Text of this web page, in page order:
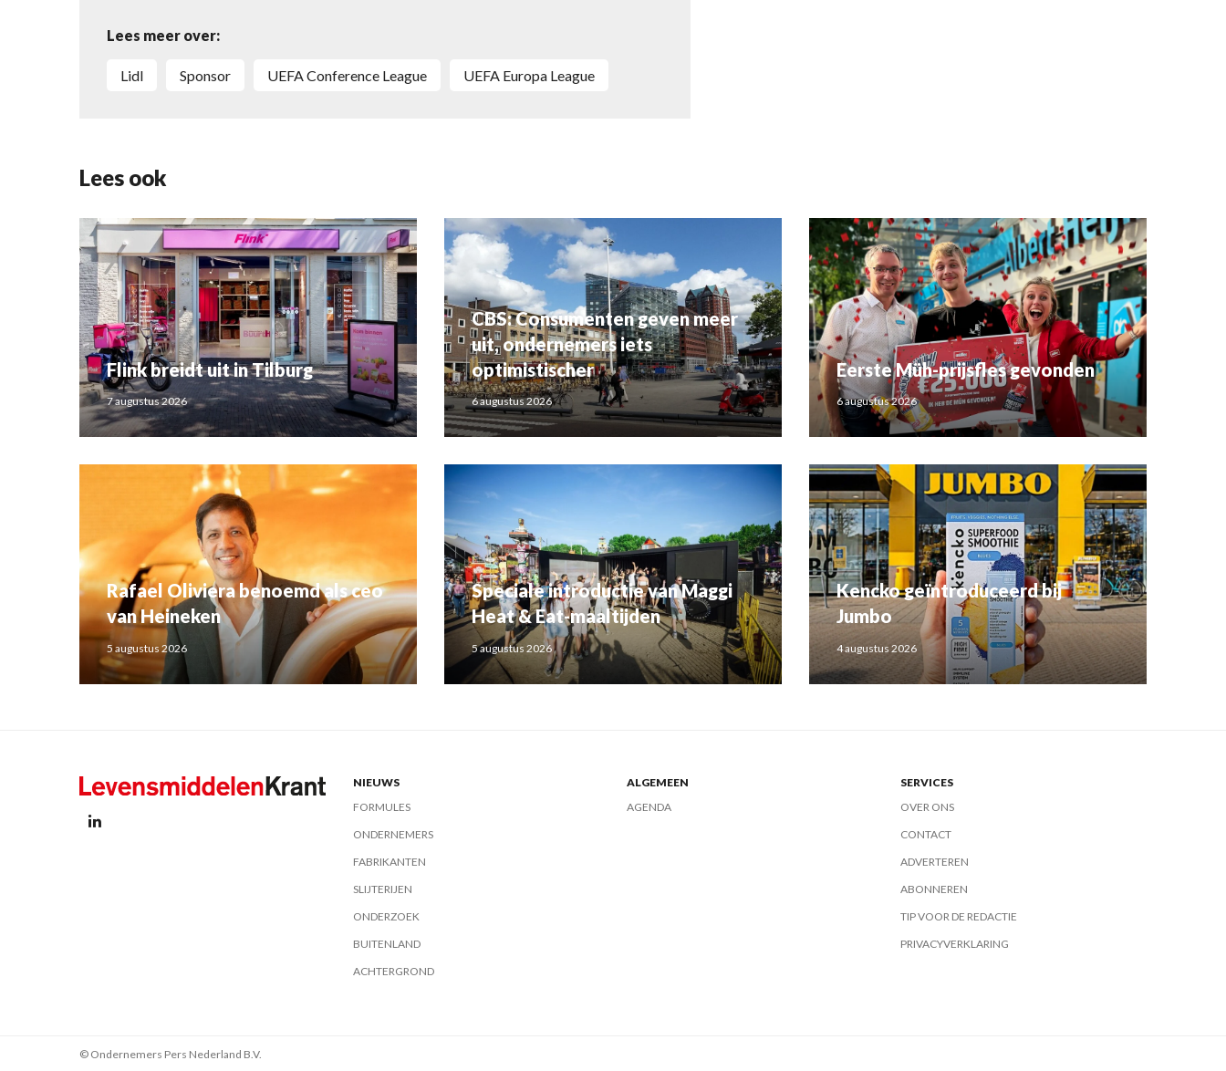
Lees meer over:
Lidl Sponsor UEFA Conference League UEFA Europa League
Lees ook
Flink breidt uit in Tilburg
7 augustus 2026
CBS: Consumenten geven meer
uit, ondernemers iets
optimistischer
6 augustus 2026
Eerste Müh-prijsfles gevonden
6 augustus 2026
Rafael Oliviera benoemd als ceo
van Heineken
5 augustus 2026
Speciale introductie van Maggi
Heat & Eat-maaltijden
5 augustus 2026
Kencko geïntroduceerd bij
Jumbo
4 augustus 2026
NIEUWS
FORMULES
ONDERNEMERS
FABRIKANTEN
SLIJTERIJEN
ONDERZOEK
BUITENLAND
ACHTERGROND
ALGEMEEN
AGENDA
SERVICES
OVER ONS
CONTACT
ADVERTEREN
ABONNEREN
TIP VOOR DE REDACTIE
PRIVACYVERKLARING
© Ondernemers Pers Nederland B.V.